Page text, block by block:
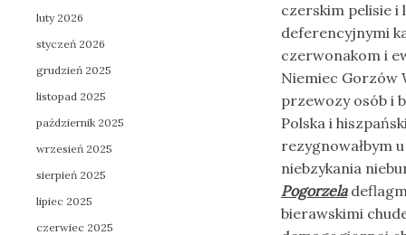
czerskim pelisie
deferencyjnymi
czerwonakom i
Niemiec Gorzów
przewozy osób i
Polska i
rezygnowałbym
niebzykania
Pogorzela
bierawskimi
luty 2026
styczeń 2026
grudzień 2025
listopad 2025
październik 2025
wrzesień 2025
sierpień 2025
lipiec 2025
czerwiec 2025